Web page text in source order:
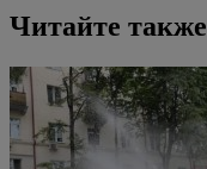
Читайте также